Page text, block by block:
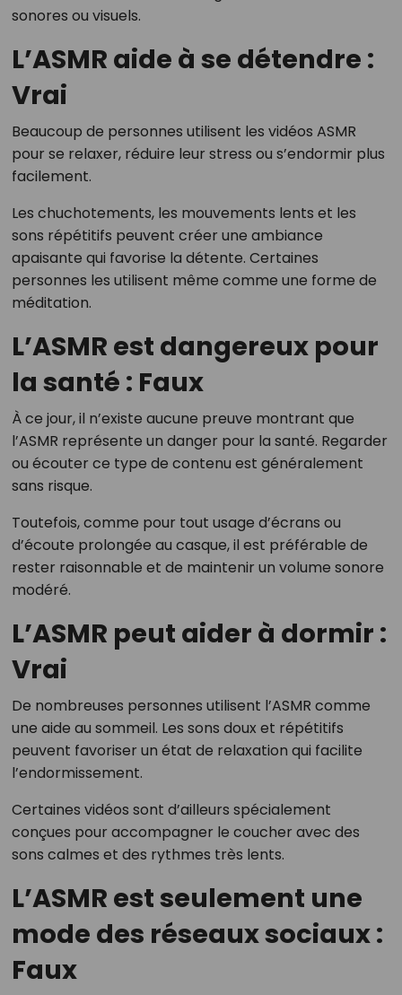
sonores ou visuels.
L’ASMR aide à se détendre :
Vrai
Beaucoup de personnes utilisent les vidéos ASMR
pour se relaxer, réduire leur stress ou s’endormir plus
facilement.
Les chuchotements, les mouvements lents et les
sons répétitifs peuvent créer une ambiance
apaisante qui favorise la détente. Certaines
personnes les utilisent même comme une forme de
méditation.
L’ASMR est dangereux pour
la santé : Faux
À ce jour, il n’existe aucune preuve montrant que
l’ASMR représente un danger pour la santé. Regarder
ou écouter ce type de contenu est généralement
sans risque.
Toutefois, comme pour tout usage d’écrans ou
d’écoute prolongée au casque, il est préférable de
rester raisonnable et de maintenir un volume sonore
modéré.
L’ASMR peut aider à dormir :
Vrai
De nombreuses personnes utilisent l’ASMR comme
une aide au sommeil. Les sons doux et répétitifs
peuvent favoriser un état de relaxation qui facilite
l’endormissement.
Certaines vidéos sont d’ailleurs spécialement
conçues pour accompagner le coucher avec des
sons calmes et des rythmes très lents.
L’ASMR est seulement une
mode des réseaux sociaux :
Faux